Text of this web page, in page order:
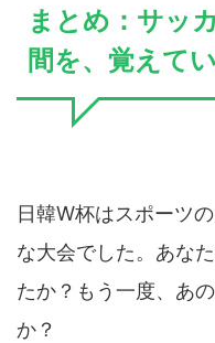
まとめ：サッ
間を、覚えて
日韓W杯はスポーツ
な大会でした。あな
たか？もう一度、あ
か？